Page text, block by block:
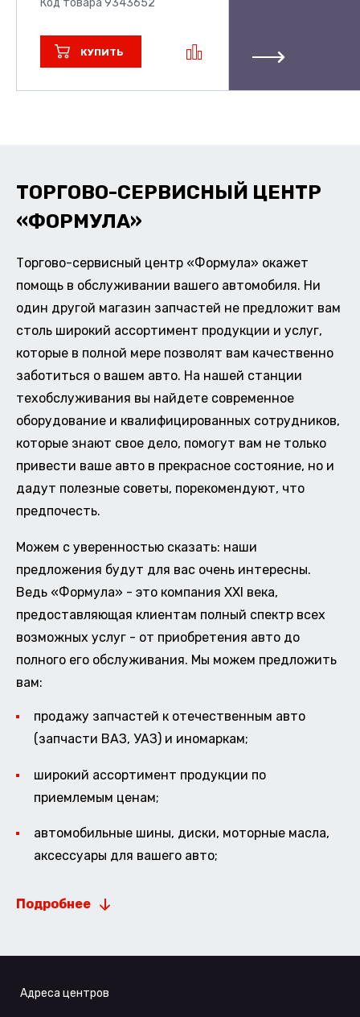
КУПИТЬ
ТОРГОВО-СЕРВИСНЫЙ ЦЕНТР
«ФОРМУЛА»
Торгово-сервисный центр «Формула» окажет
помощь в обслуживании вашего автомобиля. Ни
один другой магазин запчастей не предложит вам
столь широкий ассортимент продукции и услуг,
которые в полной мере позволят вам качественно
заботиться о вашем авто. На нашей станции
техобслуживания вы найдете современное
оборудование и квалифицированных сотрудников,
которые знают свое дело, помогут вам не только
привести ваше авто в прекрасное состояние, но и
дадут полезные советы, порекомендуют, что
предпочесть.
Можем с уверенностью сказать: наши
предложения будут для вас очень интересны.
Ведь «Формула» - это компания XXI века,
предоставляющая клиентам полный спектр всех
возможных услуг - от приобретения авто до
полного его обслуживания. Мы можем предложить
вам:
продажу запчастей к отечественным авто
(запчасти ВАЗ, УАЗ) и иномаркам;
широкий ассортимент продукции по
приемлемым ценам;
автомобильные шины, диски, моторные масла,
аксессуары для вашего авто;
Подробнее
Адреса центров